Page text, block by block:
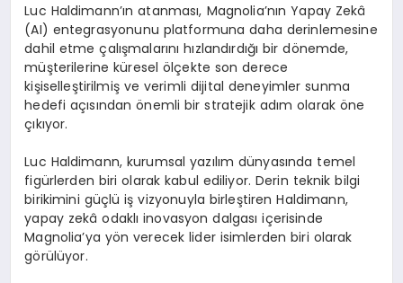
Luc Haldimann’ın atanması, Magnolia’nın Yapay Zekâ
(AI) entegrasyonunu platformuna daha derinlemesine
dahil etme çalışmalarını hızlandırdığı bir dönemde,
müşterilerine küresel ölçekte son derece
kişiselleştirilmiş ve verimli dijital deneyimler sunma
hedefi açısından önemli bir stratejik adım olarak öne
çıkıyor.
Luc Haldimann, kurumsal yazılım dünyasında temel
figürlerden biri olarak kabul ediliyor. Derin teknik bilgi
birikimini güçlü iş vizyonuyla birleştiren Haldimann,
yapay zekâ odaklı inovasyon dalgası içerisinde
Magnolia’ya yön verecek lider isimlerden biri olarak
görülüyor.